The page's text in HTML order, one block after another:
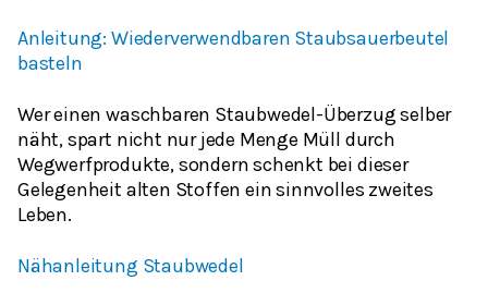
Anleitung: Wiederverwendbaren Staubsauerbeutel
basteln
Wer einen waschbaren Staubwedel-Überzug selber
näht, spart nicht nur jede Menge Müll durch
Wegwerfprodukte, sondern schenkt bei dieser
Gelegenheit alten Stoffen ein sinnvolles zweites
Leben.
Nähanleitung Staubwedel